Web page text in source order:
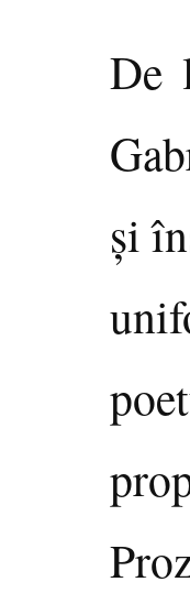
De
şi